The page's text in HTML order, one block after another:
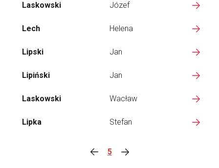
Laskowski Józef
Lech Helena
Lipski Jan
Lipiński Jan
Laskowski Wacław
Lipka Stefan
5